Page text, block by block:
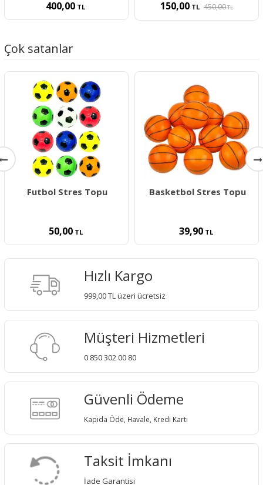
400,00 TL 150,00 TL 450,00TL
Çok satanlar
Futbol Stres Topu
50,00TL
Basketbol Stres Topu
39,90TL
Hızlı Kargo
999,00 TL üzeri ücretsiz
Müşteri Hizmetleri
0 850 302 00 80
Güvenli Ödeme
Kapıda Öde, Havale, Kredi Kartı
Taksit İmkanı
İade Garantisi